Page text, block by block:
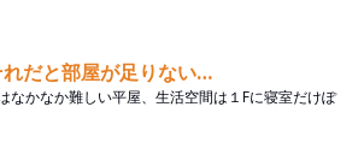
だと部屋が足りない…
なかなか難しい平屋、生活空間は１Fに寝室だけぽ